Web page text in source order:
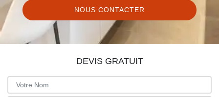
NOUS CONTACTER
DEVIS GRATUIT